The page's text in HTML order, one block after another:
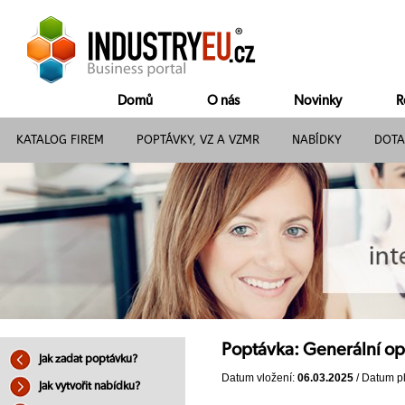
Domů O nás Novinky
KATALOG FIREM POPTÁVKY, VZ A VZMR NABÍDKY
Jak zadat poptávku?
Jak vytvořit nabídku?
Poptávka: Generální
Datum vložení: 06.03.2025 / Datum